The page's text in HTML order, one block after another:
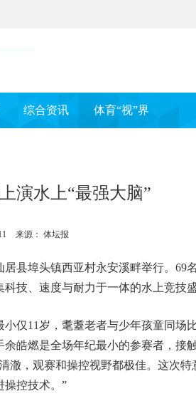
综合资讯 体育“视”界
演水上“最强大脑”
来源： 体坛报
县埠头镇西亚村永安溪畔举行。69
技、速度与耐力于一体的水上竞技盛
仅11岁，耄耋老者与少年孩童同场
皓燃是全场年纪最小的参赛者，接
澈，观赛和操控视野都极佳。这次特
操控技术。”